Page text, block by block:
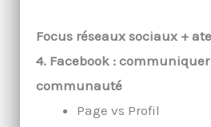
Focus réseaux sociaux +
4. Facebook :
communauté
Page vs Profil